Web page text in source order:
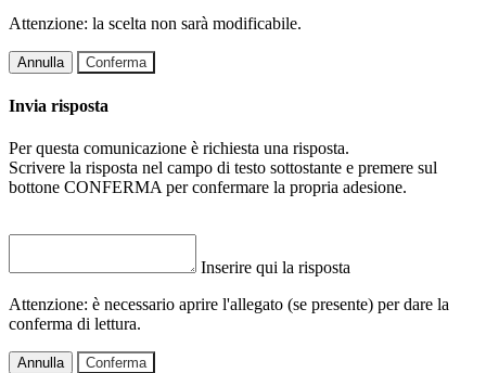
Attenzione: la scelta non sarà modificabile.
Annulla Conferma
Invia risposta
Per questa comunicazione è richiesta una risposta.
Scrivere la risposta nel campo di testo sottostante e premere sul
bottone CONFERMA per confermare la propria adesione.
Inserire qui la risposta
Attenzione: è necessario aprire l'allegato (se presente) per dare la
conferma di lettura.
Annulla Conferma